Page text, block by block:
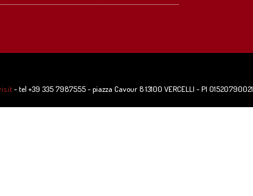
- tel +39 335 7987555 - piazza Cavour 8 13100 VERCELLI - PI 01520790021